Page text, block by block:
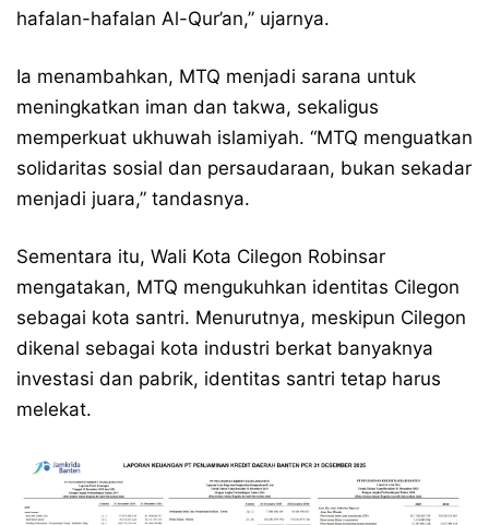
hafalan-hafalan Al-Qur’an,” ujarnya.
Ia menambahkan, MTQ menjadi sarana untuk
meningkatkan iman dan takwa, sekaligus
memperkuat ukhuwah islamiyah. “MTQ menguatkan
solidaritas sosial dan persaudaraan, bukan sekadar
menjadi juara,” tandasnya.
Sementara itu, Wali Kota Cilegon Robinsar
mengatakan, MTQ mengukuhkan identitas Cilegon
sebagai kota santri. Menurutnya, meskipun Cilegon
dikenal sebagai kota industri berkat banyaknya
investasi dan pabrik, identitas santri tetap harus
melekat.